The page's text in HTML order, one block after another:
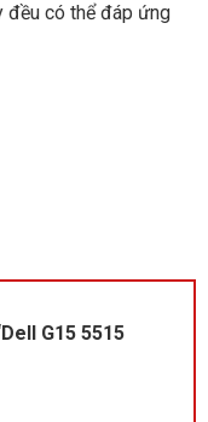
đều có thể đáp ứng
G15 5515